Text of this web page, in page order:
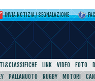
INVIA NOTIZIA / SEGNALAZIONE
LINK VIDEO FOTO
PALLANUOTO RUGBY MOTORI